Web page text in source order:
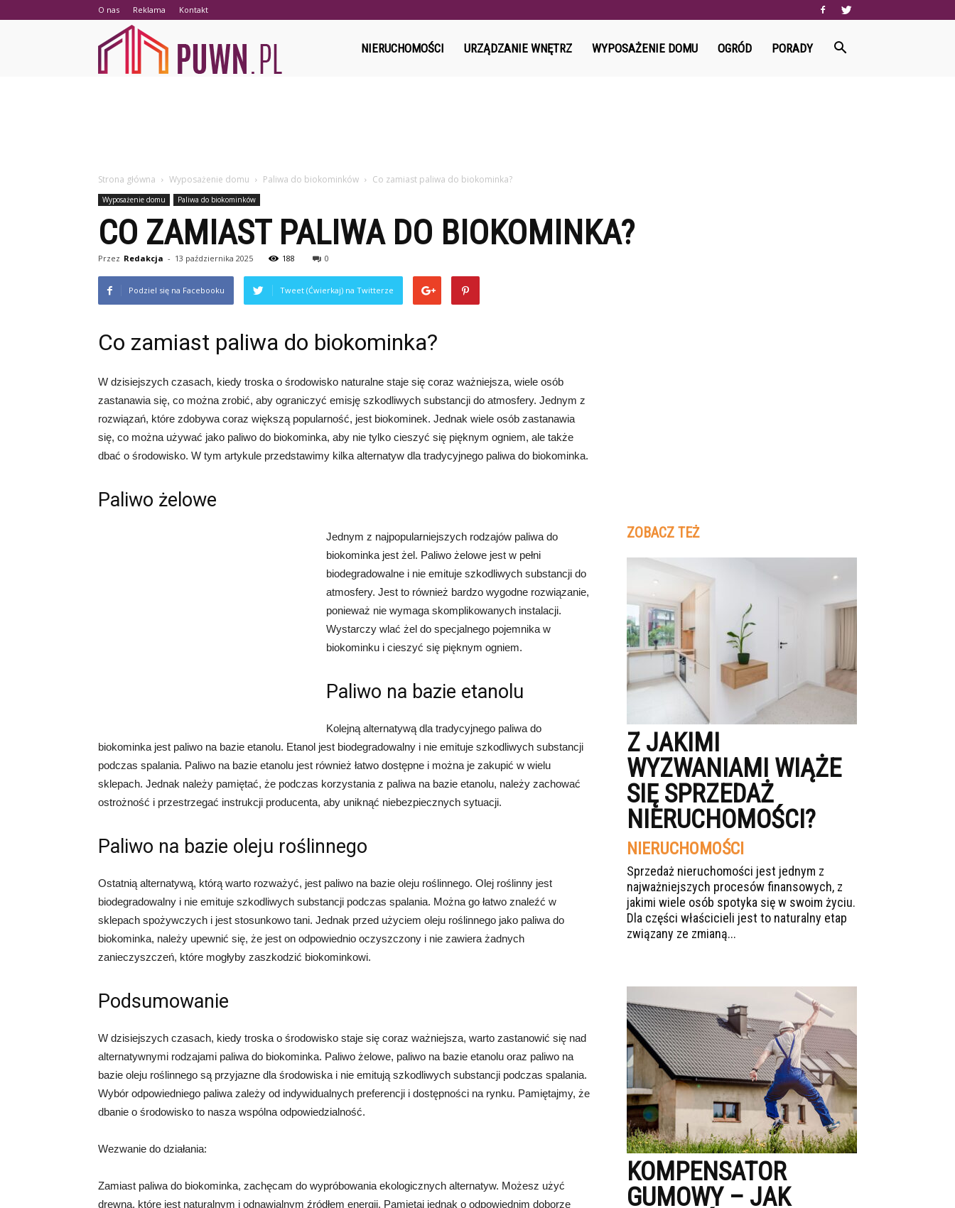
O nas Reklama Kontakt
NIERUCHOMOŚCI URZĄDZANIE WNĘTRZ WYPOSAŻENIE DOMU OGRÓD PORADY
Strona główna Wyposażenie domu Paliwa do biokominków Co zamiast paliwa do biokominka?
Wyposażenie domu Paliwa do biokominków
CO ZAMIAST PALIWA DO BIOKOMINKA?
Przez Redakcja - 13 października 2025 188 0
Podziel się na Facebooku Tweet (Ćwierkaj) na Twitterze
Co zamiast paliwa do biokominka?
W dzisiejszych czasach, kiedy troska o środowisko naturalne staje się coraz ważniejsza, wiele osób
zastanawia się, co można zrobić, aby ograniczyć emisję szkodliwych substancji do atmosfery. Jednym z
rozwiązań, które zdobywa coraz większą popularność, jest biokominek. Jednak wiele osób zastanawia
się, co można używać jako paliwo do biokominka, aby nie tylko cieszyć się pięknym ogniem, ale także
dbać o środowisko. W tym artykule przedstawimy kilka alternatyw dla tradycyjnego paliwa do biokominka.
Paliwo żelowe
Jednym z najpopularniejszych rodzajów paliwa do
biokominka jest żel. Paliwo żelowe jest w pełni
biodegradowalne i nie emituje szkodliwych substancji do
atmosfery. Jest to również bardzo wygodne rozwiązanie,
ponieważ nie wymaga skomplikowanych instalacji.
Wystarczy wlać żel do specjalnego pojemnika w
biokominku i cieszyć się pięknym ogniem.
Paliwo na bazie etanolu
Kolejną alternatywą dla tradycyjnego paliwa do
biokominka jest paliwo na bazie etanolu. Etanol jest biodegradowalny i nie emituje szkodliwych substancji
podczas spalania. Paliwo na bazie etanolu jest również łatwo dostępne i można je zakupić w wielu
sklepach. Jednak należy pamiętać, że podczas korzystania z paliwa na bazie etanolu, należy zachować
ostrożność i przestrzegać instrukcji producenta, aby uniknąć niebezpiecznych sytuacji.
Paliwo na bazie oleju roślinnego
Ostatnią alternatywą, którą warto rozważyć, jest paliwo na bazie oleju roślinnego. Olej roślinny jest
biodegradowalny i nie emituje szkodliwych substancji podczas spalania. Można go łatwo znaleźć w
sklepach spożywczych i jest stosunkowo tani. Jednak przed użyciem oleju roślinnego jako paliwa do
biokominka, należy upewnić się, że jest on odpowiednio oczyszczony i nie zawiera żadnych
zanieczyszczeń, które mogłyby zaszkodzić biokominkowi.
Podsumowanie
W dzisiejszych czasach, kiedy troska o środowisko staje się coraz ważniejsza, warto zastanowić się nad
alternatywnymi rodzajami paliwa do biokominka. Paliwo żelowe, paliwo na bazie etanolu oraz paliwo na
bazie oleju roślinnego są przyjazne dla środowiska i nie emitują szkodliwych substancji podczas spalania.
Wybór odpowiedniego paliwa zależy od indywidualnych preferencji i dostępności na rynku. Pamiętajmy, że
dbanie o środowisko to nasza wspólna odpowiedzialność.
Wezwanie do działania:
Zamiast paliwa do biokominka, zachęcam do wypróbowania ekologicznych alternatyw. Możesz użyć
drewna, które jest naturalnym i odnawialnym źródłem energii. Pamiętaj jednak o odpowiednim doborze
ZOBACZ TEŻ
Z JAKIMI
WYZWANIAMI WIĄŻE
SIĘ SPRZEDAŻ
NIERUCHOMOŚCI?
NIERUCHOMOŚCI
Sprzedaż nieruchomości jest jednym z
najważniejszych procesów finansowych, z
jakimi wiele osób spotyka się w swoim życiu.
Dla części właścicieli jest to naturalny etap
związany ze zmianą...
KOMPENSATOR
GUMOWY – JAK